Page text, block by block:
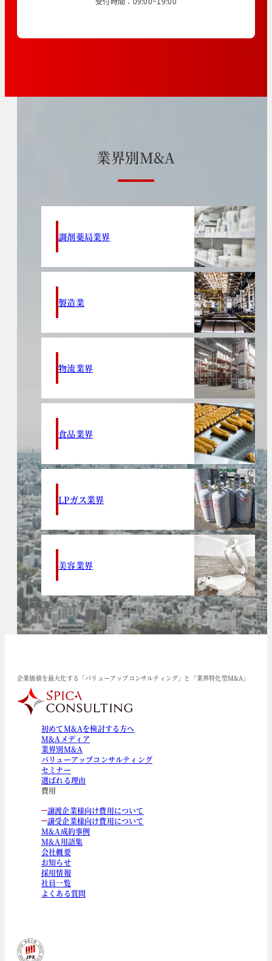
業界別M&A
調剤薬局業界
製造業
物流業界
食品業界
LPガス業界
美容業界
企業価値を最大化する「バリューアップコンサルティング」と「業界特化型M&A」
初めてM&Aを検討する方へ
M&Aメディア
業界別M&A
バリューアップコンサルティング
セミナー
選ばれる理由
費用
譲渡企業様向け費用について
譲受企業様向け費用について
M&A成約事例
M&A用語集
会社概要
お知らせ
採用情報
社員一覧
よくある質問